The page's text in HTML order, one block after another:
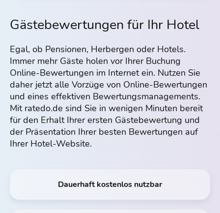
Gästebewertungen für Ihr Hotel
Egal, ob Pensionen, Herbergen oder Hotels.
Immer mehr Gäste holen vor Ihrer Buchung
Online-Bewertungen im Internet ein. Nutzen Sie
daher jetzt alle Vorzüge von Online-Bewertungen
und eines effektiven Bewertungs­managements.
Mit ratedo.de sind Sie in wenigen Minuten bereit
für den Erhalt Ihrer ersten Gästebewertung und
der Präsentation Ihrer besten Bewertungen auf
Ihrer Hotel-Website.
Dauerhaft kostenlos nutzbar